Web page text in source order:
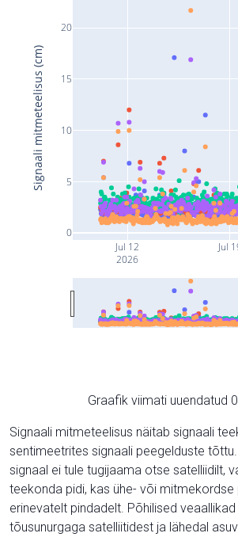
Jul 12
2026
Jul
0
5
10
15
20
Signaali mitmeteelisus (cm)
Graafik viimati uuendatud
Signaali mitmeteelisus näitab signaali
sentimeetrites signaali peegelduste
signaal ei tule tugijaama otse satelliidilt,
teekonda pidi, kas ühe- või mitmekordse
erinevatelt pindadelt. Põhilised
tõusunurgaga satelliitidest ja lähedal